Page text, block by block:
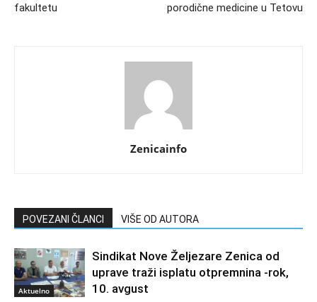
fakultetu
porodične medicine u Tetovu
Zenicainfo
POVEZANI ČLANCI VIŠE OD AUTORA
Aktuelno
Sindikat Nove Željezare Zenica od
uprave traži isplatu otpremnina -rok,
10. avgust